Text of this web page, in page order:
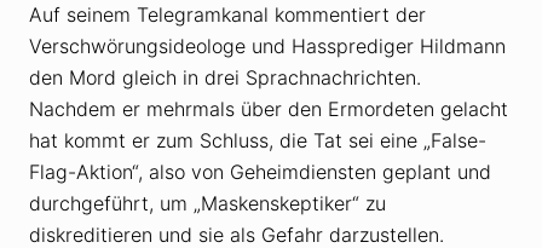
Auf seinem Telegramkanal kommentiert der
Verschwörungsideologe und Hassprediger Hildmann
den Mord gleich in drei Sprachnachrichten.
Nachdem er mehrmals über den Ermordeten gelacht
hat kommt er zum Schluss, die Tat sei eine „False-
Flag-Aktion“, also von Geheimdiensten geplant und
durchgeführt, um „Maskenskeptiker“ zu
diskreditieren und sie als Gefahr darzustellen.